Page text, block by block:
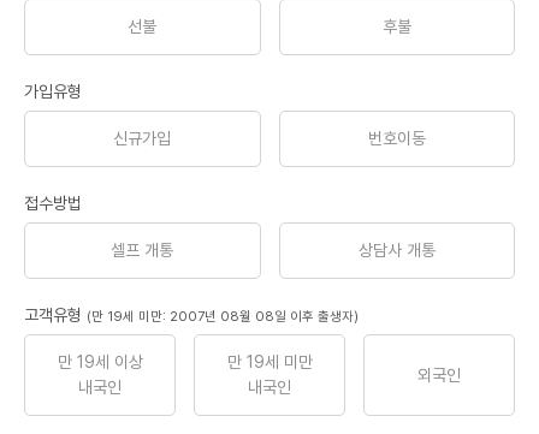
선불 후불
가입유형
신규가입 번호이동
접수방법
셀프 개통 상담사 개통
고객유형 (만 19세 미만: 2007년 08월 08일 이후 출생자)
만 19세 이상
내국인
만 19세 미만
내국인
외국인